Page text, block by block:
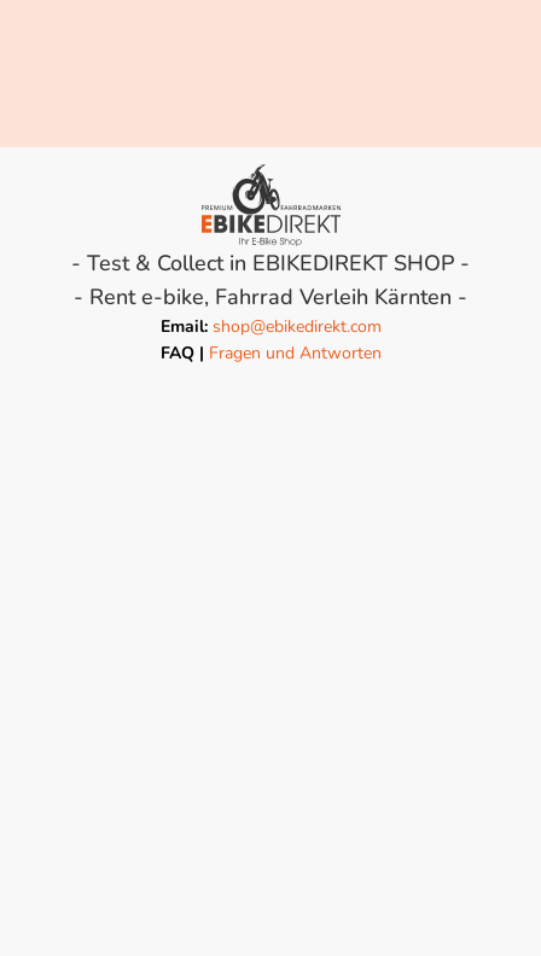
- Test & Collect in EBIKEDIREKT SHOP -
- Rent e-bike, Fahrrad Verleih Kärnten -
Email: shop@ebikedirekt.com
FAQ | Fragen und Antworten